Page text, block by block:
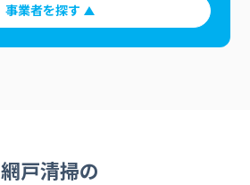
事業者を探す
網戸清掃の